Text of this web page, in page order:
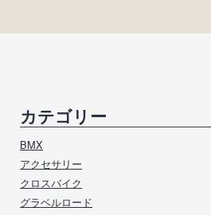
カテゴリー
BMX
アクセサリー
クロスバイク
グラベルロード